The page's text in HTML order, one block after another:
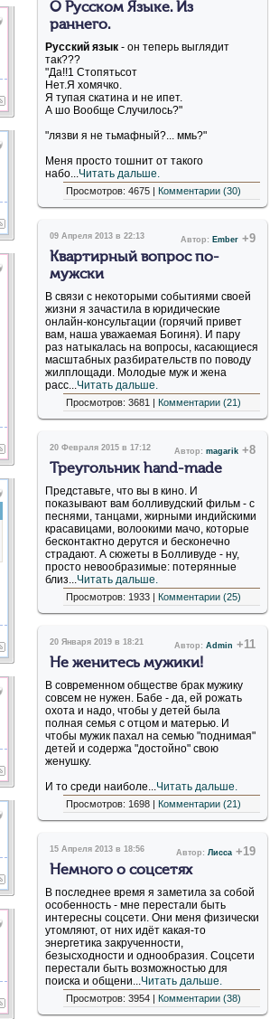
О Русском Языке. Из
раннего.
Русский язык- он теперь выглядит
так???
"Да!!1 Стопятьсот
Нет.Я хомячко.
Я тупая скатина и не ипет.
А шо Вообще Случилось?"
"лязви я не тьмафный?... ммь?"
Меня просто тошнит от такого
набо...Читать дальше.
Просмотров: 4675 | Комментарии (30)
09 Апреля 2013 в 22:13 Автор: Ember+9
Квартирный вопрос по-
мужски
В связи с некоторыми событиями своей
жизни я зачастила в юридические
онлайн-консультации (горячий привет
вам, наша уважаемая Богиня). И пару
раз натыкалась на вопросы, касающиеся
масштабных разбирательств по поводу
жилплощади. Молодые муж и жена
расс...Читать дальше.
Просмотров: 3681 | Комментарии (21)
20 Февраля 2015 в 17:12 Автор: magarik+8
Треугольник hand-made
Представьте, что вы в кино. И
показывают вам болливудский фильм - с
песнями, танцами, жирными индийскими
красавицами, волоокими мачо, которые
бесконтактно дерутся и бесконечно
страдают. А сюжеты в Болливуде - ну,
просто невообразимые: потерянные
близ...Читать дальше.
Просмотров: 1933 | Комментарии (25)
20 Января 2019 в 18:21 Автор: Admin +11
Не женитесь мужики!
В современном обществе брак мужику
совсем не нужен. Бабе - да, ей рожать
охота и надо, чтобы у детей была
полная семья с отцом и матерью. И
чтобы мужик пахал на семью "поднимая"
детей и содержа "достойно" свою
женушку.
И то среди наиболе...Читать дальше.
Просмотров: 1698 | Комментарии (21)
15 Апреля 2013 в 18:56 Автор: Лисса+19
Немного о соцсетях
В последнее время я заметила за собой
особенность - мне перестали быть
интересны соцсети. Они меня физически
утомляют, от них идёт какая-то
энергетика закрученности,
безысходности и однообразия. Соцсети
перестали быть возможностью для
поиска и общени...Читать дальше.
Просмотров: 3954 | Комментарии (38)